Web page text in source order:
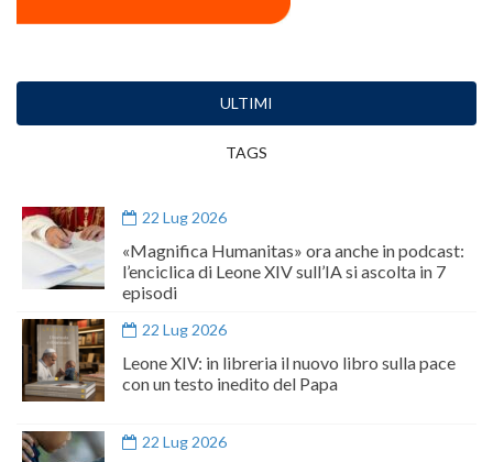
ULTIMI
TAGS
22 Lug 2026
«Magnifica Humanitas» ora anche in podcast:
l’enciclica di Leone XIV sull’IA si ascolta in 7
episodi
22 Lug 2026
Leone XIV: in libreria il nuovo libro sulla pace
con un testo inedito del Papa
22 Lug 2026